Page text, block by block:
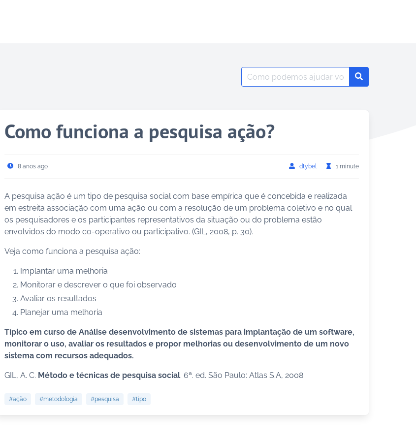
Search
for:
Search
Como funciona a pesquisa ação?
8 anos ago dtybel 1 minute
A pesquisa ação é um tipo de pesquisa social com base empírica que é concebida e realizada
em estreita associação com uma ação ou com a resolução de um problema coletivo e no qual
os pesquisadores e os participantes representativos da situação ou do problema estão
envolvidos do modo co-operativo ou participativo. (GIL, 2008, p. 30).
Veja como funciona a pesquisa ação:
Implantar uma melhoria
Monitorar e descrever o que foi observado
Avaliar os resultados
Planejar uma melhoria
Típico em curso de Análise desenvolvimento de sistemas para implantação de um software,
monitorar o uso, avaliar os resultados e propor melhorias ou desenvolvimento de um novo
sistema com recursos adequados.
GIL, A. C. Método e técnicas de pesquisa social. 6ª. ed. São Paulo: Atlas S.A, 2008.
#ação #metodologia #pesquisa #tipo